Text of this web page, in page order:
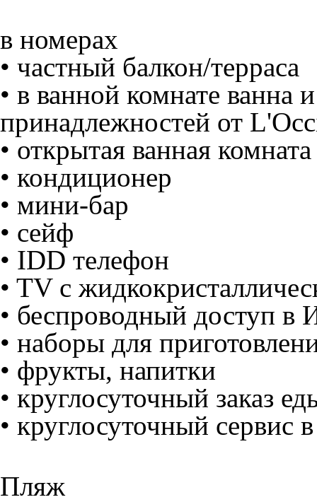
в номерах
• частный балкон/терраcа
• в ванной комнате ванна
принадлежностей от
• открытая ванная
• кондиционер
• мини-бар
• сейф
• IDD телефон
• TV с
• беспроводный доступ в
• наборы для
• фрукты, напитки
• круглосуточный заказ
• круглосуточный сервис
Пляж